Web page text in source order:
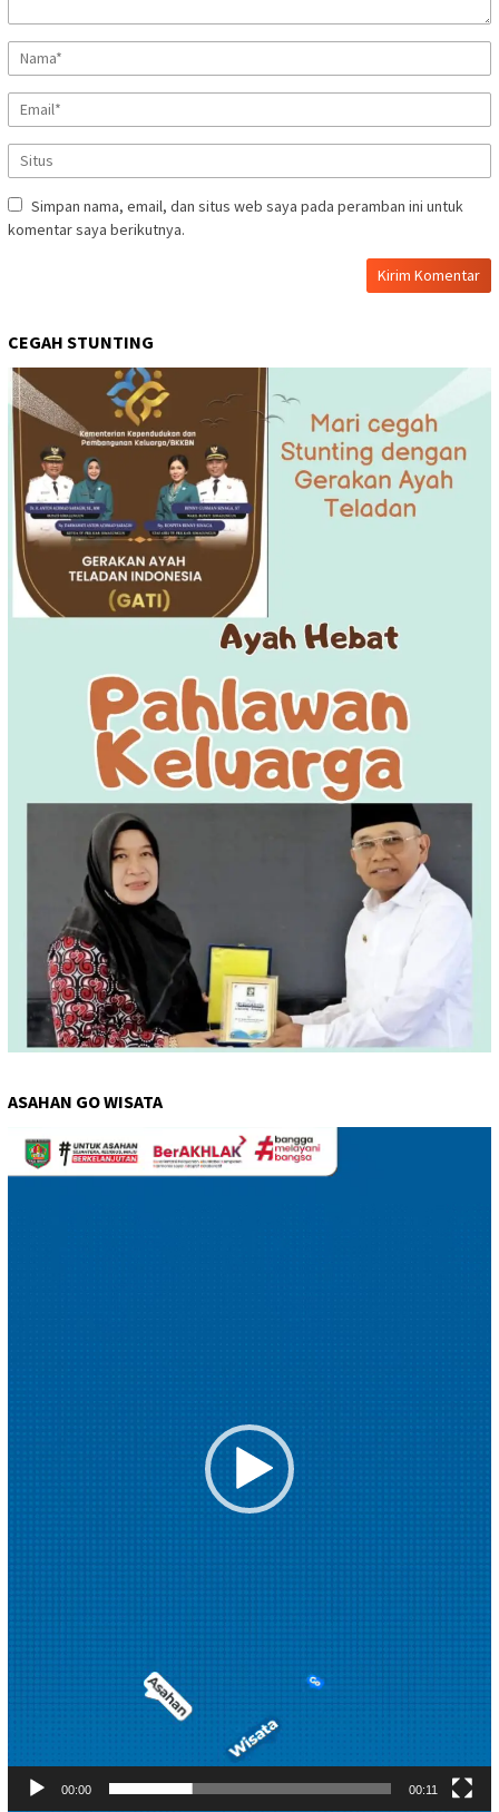
Simpan nama, email, dan situs web saya pada peramban ini untuk
komentar saya berikutnya.
CEGAH STUNTING
ASAHAN GO WISATA
Pemutar
Video
00:00 00:11